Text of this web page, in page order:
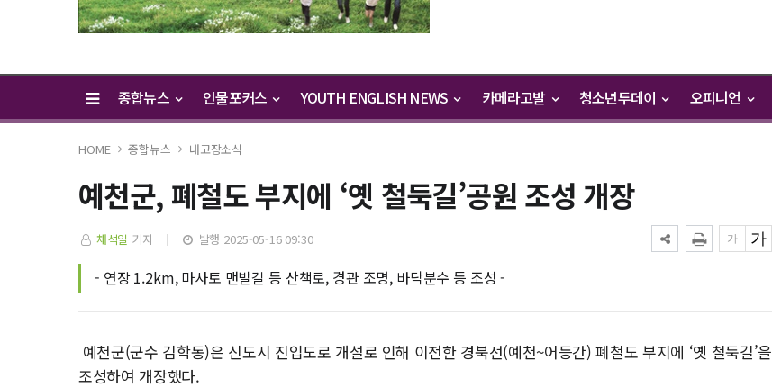
종합뉴스 인물포커스 YOUTH ENGLISH NEWS 카메라고발 청소년투데이 오피니언
HOME 종합뉴스 내고장소식
예천군, 폐철도 부지에 ‘옛 철둑길’공원 조성 개장
채석일 기자 발행 2025-05-16 09:30
- 연장 1.2km, 마사토 맨발길 등 산책로, 경관 조명, 바닥분수 등 조성 -
예천군(군수 김학동)은 신도시 진입도로 개설로 인해 이전한 경북선(예천~어등간) 폐철도 부지에 ‘옛 철둑길’을
조성하여 개장했다.